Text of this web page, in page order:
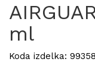
ml
Koda izdelka: 99358